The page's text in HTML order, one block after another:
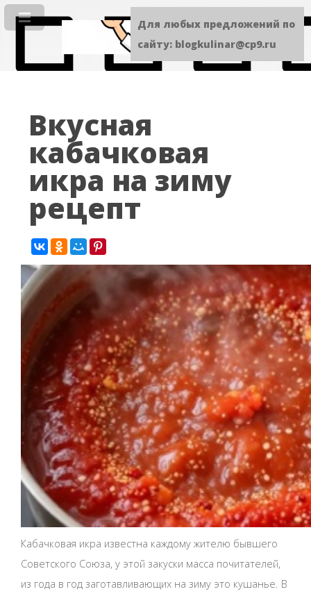
Вкусная
кабачковая
икра на зиму
рецепт
Кабачковая икра известна каждому жителю бывшего
Советского Союза, у этой закуски масса почитателей,
из года в год заготавливающих на зиму это кушанье. В
Для любых предложений по
сайту: blogkulinar@cp9.ru